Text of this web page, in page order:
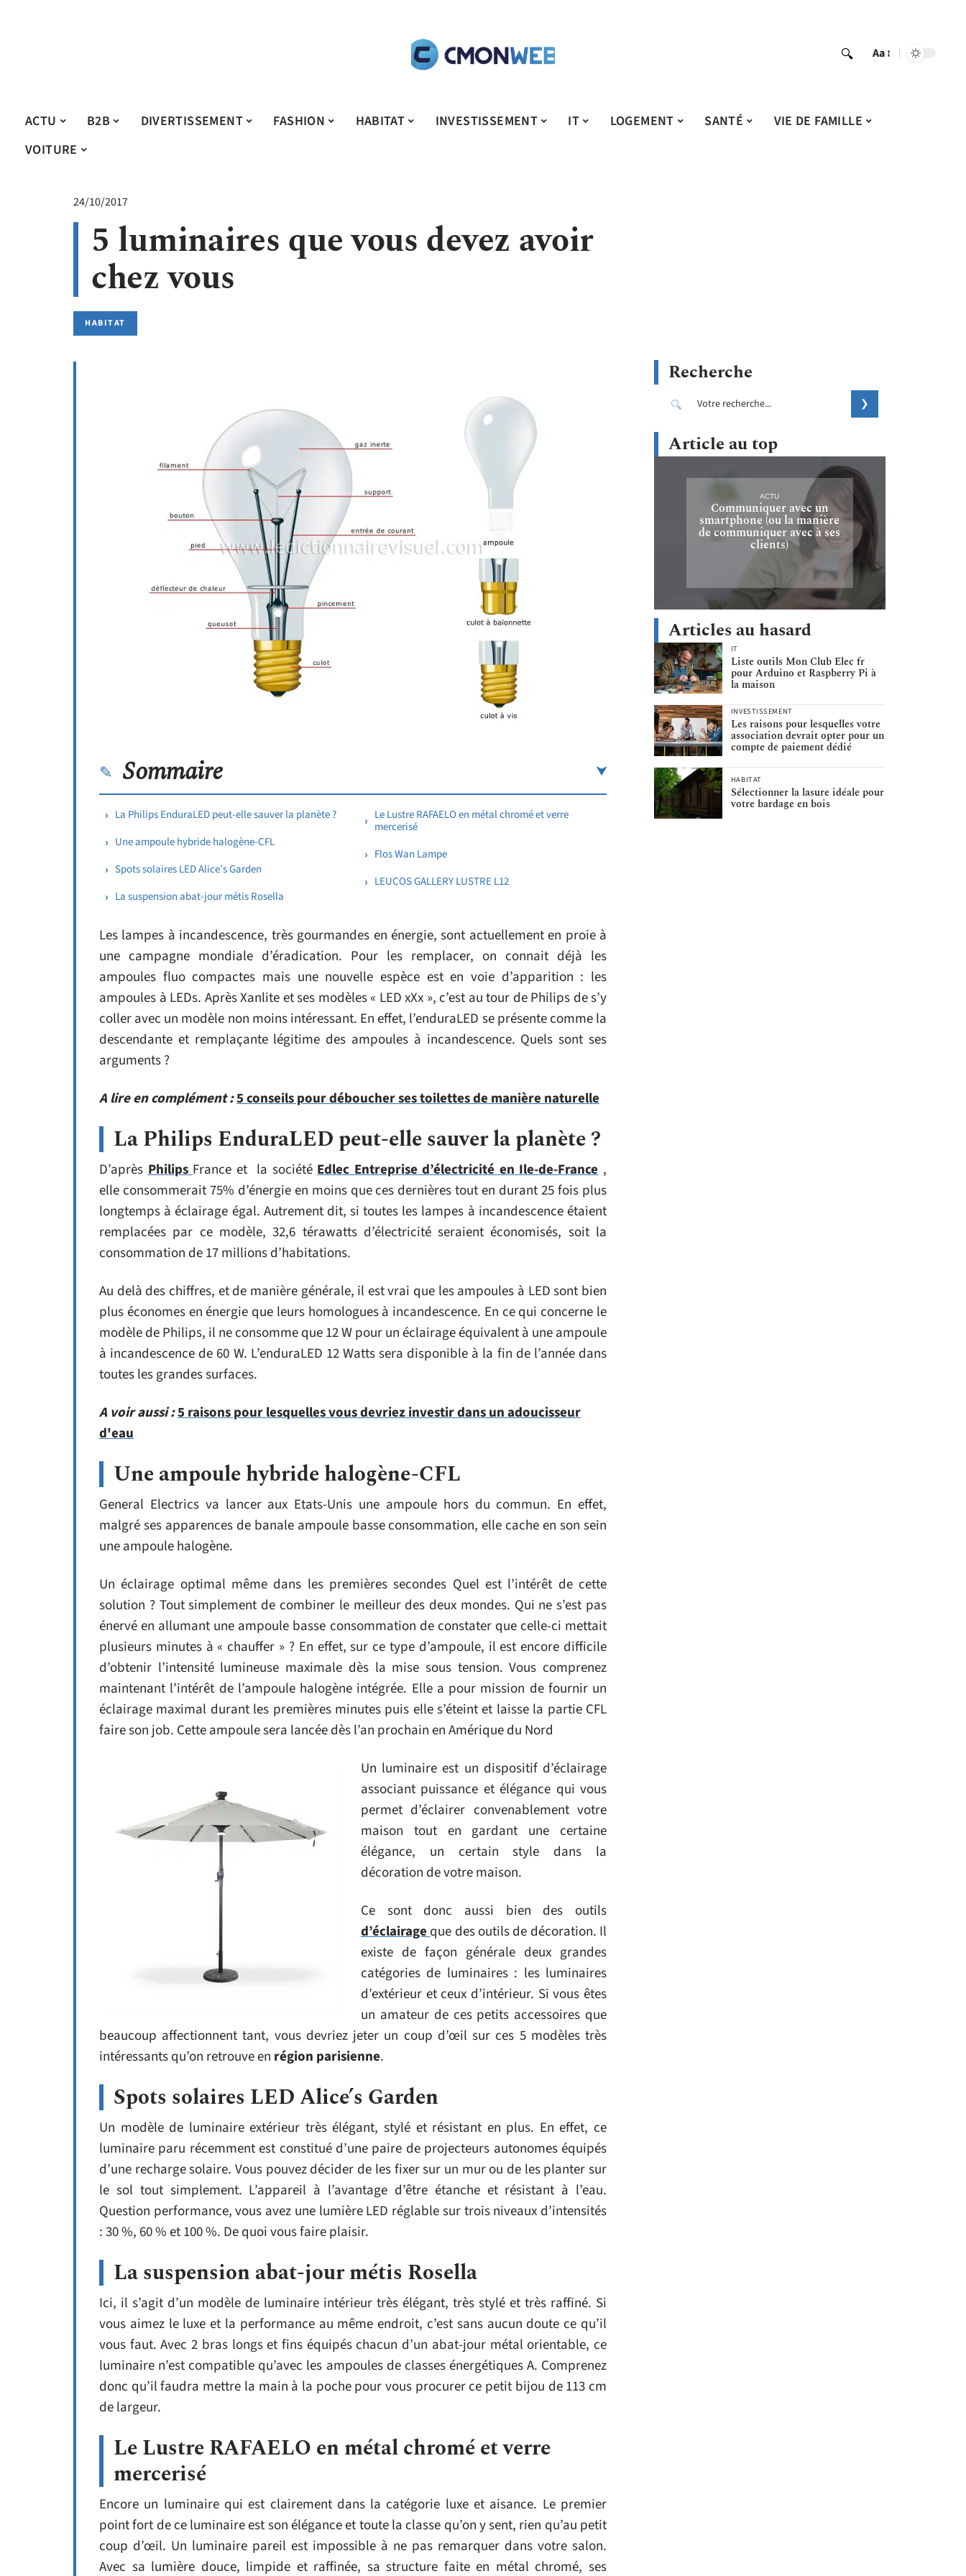
Aa
ACTU B2B DIVERTISSEMENT FASHION HABITAT INVESTISSEMENT IT LOGEMENT SANTÉ
VIE DE FAMILLE
VOITURE
24/10/2017
5 luminaires que vous devez avoir
chez vous
HABITAT
Sommaire
La Philips EnduraLED peut-elle sauver la planète ?
Une ampoule hybride halogène-CFL
Spots solaires LED Alice’s Garden
La suspension abat-jour métis Rosella
Le Lustre RAFAELO en métal chromé et verre
mercerisé
Flos Wan Lampe
LEUCOS GALLERY LUSTRE L12
Les lampes à incandescence, très gourmandes en énergie, sont actuellement en proie à
une campagne mondiale d’éradication. Pour les remplacer, on connait déjà les
ampoules fluo compactes mais une nouvelle espèce est en voie d’apparition : les
ampoules à LEDs. Après Xanlite et ses modèles « LED xXx », c’est au tour de Philips de s’y
coller avec un modèle non moins intéressant. En effet, l’enduraLED se présente comme la
descendante et remplaçante légitime des ampoules à incandescence. Quels sont ses
arguments ?
A lire en complément :5 conseils pour déboucher ses toilettes de manière naturelle
La Philips EnduraLED peut-elle sauver la planète ?
D’aprèsPhilipsFrance et la sociétéEdlec Entreprise d’électricité en Ile-de-France,
elle consommerait 75% d’énergie en moins que ces dernières tout en durant 25 fois plus
longtemps à éclairage égal. Autrement dit, si toutes les lampes à incandescence étaient
remplacées par ce modèle, 32,6 térawatts d’électricité seraient économisés, soit la
consommation de 17 millions d’habitations.
Au delà des chiffres, et de manière générale, il est vrai que les ampoules à LED sont bien
plus économes en énergie que leurs homologues à incandescence. En ce qui concerne le
modèle de Philips, il ne consomme que 12 W pour un éclairage équivalent à une ampoule
à incandescence de 60 W. L’enduraLED 12 Watts sera disponible à la fin de l’année dans
toutes les grandes surfaces.
A voir aussi :5 raisons pour lesquelles vous devriez investir dans un adoucisseur
d'eau
Une ampoule hybride halogène-CFL
General Electrics va lancer aux Etats-Unis une ampoule hors du commun. En effet,
malgré ses apparences de banale ampoule basse consommation, elle cache en son sein
une ampoule halogène.
Un éclairage optimal même dans les premières secondes Quel est l’intérêt de cette
solution ? Tout simplement de combiner le meilleur des deux mondes. Qui ne s’est pas
énervé en allumant une ampoule basse consommation de constater que celle-ci mettait
plusieurs minutes à « chauffer » ? En effet, sur ce type d’ampoule, il est encore difficile
d’obtenir l’intensité lumineuse maximale dès la mise sous tension. Vous comprenez
maintenant l’intérêt de l’ampoule halogène intégrée. Elle a pour mission de fournir un
éclairage maximal durant les premières minutes puis elle s’éteint et laisse la partie CFL
faire son job. Cette ampoule sera lancée dès l’an prochain en Amérique du Nord
Un luminaire est un dispositif d’éclairage
associant puissance et élégance qui vous
permet d’éclairer convenablement votre
maison tout en gardant une certaine
élégance, un certain style dans la
décoration de votre maison.
Ce sont donc aussi bien des outils
d’éclairageque des outils de décoration. Il
existe de façon générale deux grandes
catégories de luminaires : les luminaires
d’extérieur et ceux d’intérieur. Si vous êtes
un amateur de ces petits accessoires que
beaucoup affectionnent tant, vous devriez jeter un coup d’œil sur ces 5 modèles très
intéressants qu’on retrouve en région parisienne.
Spots solaires LED Alice’s Garden
Un modèle de luminaire extérieur très élégant, stylé et résistant en plus. En effet, ce
luminaire paru récemment est constitué d’une paire de projecteurs autonomes équipés
d’une recharge solaire. Vous pouvez décider de les fixer sur un mur ou de les planter sur
le sol tout simplement. L’appareil à l’avantage d’être étanche et résistant à l’eau.
Question performance, vous avez une lumière LED réglable sur trois niveaux d’intensités
: 30 %, 60 % et 100 %. De quoi vous faire plaisir.
La suspension abat-jour métis Rosella
Ici, il s’agit d’un modèle de luminaire intérieur très élégant, très stylé et très raffiné. Si
vous aimez le luxe et la performance au même endroit, c’est sans aucun doute ce qu’il
vous faut. Avec 2 bras longs et fins équipés chacun d’un abat-jour métal orientable, ce
luminaire n’est compatible qu’avec les ampoules de classes énergétiques A. Comprenez
donc qu’il faudra mettre la main à la poche pour vous procurer ce petit bijou de 113 cm
de largeur.
Le Lustre RAFAELO en métal chromé et verre
mercerisé
Encore un luminaire qui est clairement dans la catégorie luxe et aisance. Le premier
point fort de ce luminaire est son élégance et toute la classe qu’on y sent, rien qu’au petit
coup d’œil. Un luminaire pareil est impossible à ne pas remarquer dans votre salon.
Avec sa lumière douce, limpide et raffinée, sa structure faite en métal chromé, ses
Recherche
Article au top
ACTU
Communiquer avec un
smartphone (ou la manière
de communiquer avec à ses
clients)
Articles au hasard
IT
Liste outils Mon Club Elec fr
pour Arduino et Raspberry Pi à
la maison
INVESTISSEMENT
Les raisons pour lesquelles votre
association devrait opter pour un
compte de paiement dédié
HABITAT
Sélectionner la lasure idéale pour
votre bardage en bois